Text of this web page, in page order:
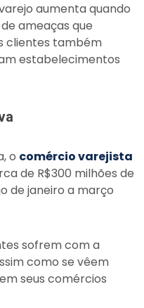
aumenta quando
ameaças que
clientes também
estabelecimentos
o comércio varejista
de R$300 milhões de
de janeiro a março
sofrem com a
como se vêem
seus comércios